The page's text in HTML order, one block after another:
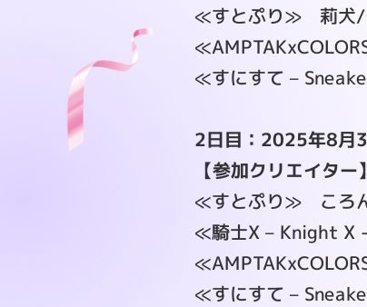
≪すとぷり≫ 莉犬/
≪すにすて –
2日目：2025年8月
【参加クリエイター】
≪すとぷり≫ ころ
≪騎士X – Knight
≪すにすて –